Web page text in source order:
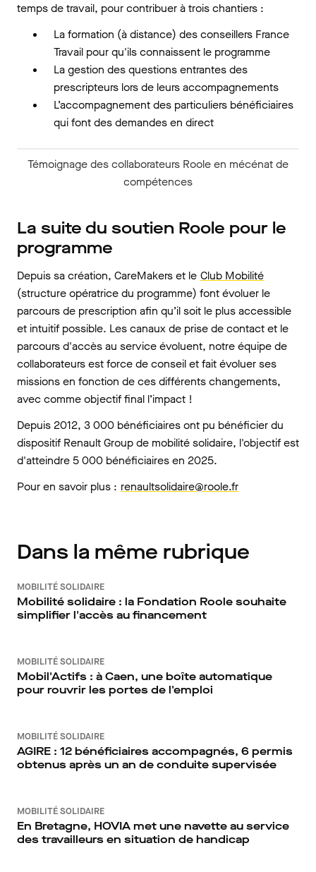
temps de travail, pour contribuer à trois chantiers :
La formation (à distance) des conseillers France
Travail pour qu'ils connaissent le programme
La gestion des questions entrantes des
prescripteurs lors de leurs accompagnements
L’accompagnement des particuliers bénéficiaires
qui font des demandes en direct
Témoignage des collaborateurs Roole en mécénat de
compétences
La suite du soutien Roole pour le
programme
Depuis sa création, CareMakers et le Club Mobilité
(structure opératrice du programme) font évoluer le
parcours de prescription afin qu’il soit le plus accessible
et intuitif possible. Les canaux de prise de contact et le
parcours d'accès au service évoluent, notre équipe de
collaborateurs est force de conseil et fait évoluer ses
missions en fonction de ces différents changements,
avec comme objectif final l’impact !
Depuis 2012, 3 000 bénéficiaires ont pu bénéficier du
dispositif Renault Group de mobilité solidaire, l'objectif est
d'atteindre 5 000 bénéficiaires en 2025.
Pour en savoir plus : renaultsolidaire@roole.fr
Dans la même rubrique
MOBILITÉ SOLIDAIRE
Mobilité solidaire : la Fondation Roole souhaite
simplifier l'accès au financement
MOBILITÉ SOLIDAIRE
Mobil'Actifs : à Caen, une boîte automatique
pour rouvrir les portes de l'emploi
MOBILITÉ SOLIDAIRE
AGIRE : 12 bénéficiaires accompagnés, 6 permis
obtenus après un an de conduite supervisée
MOBILITÉ SOLIDAIRE
En Bretagne, HOVIA met une navette au service
des travailleurs en situation de handicap